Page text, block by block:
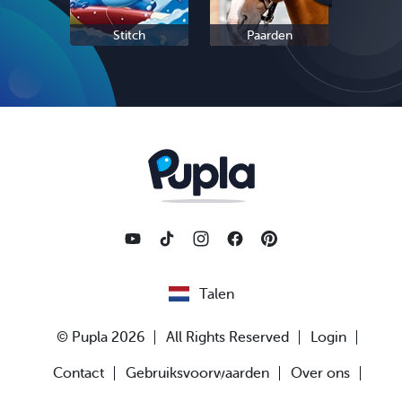
Stitch Paarden
Talen
© Pupla 2026 All Rights Reserved Login
Contact Gebruiksvoorwaarden Over ons